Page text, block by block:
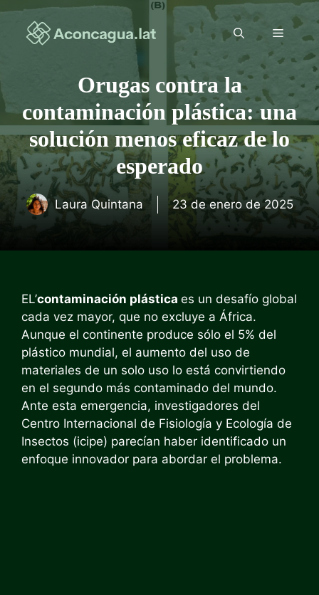
Saltar
contenido
Menú
Orugas contra la
contaminación plástica: una
solución menos eficaz de lo
esperado
Laura Quintana 23 de enero de 2025
EL’contaminación plástica es un desafío global
cada vez mayor, que no excluye a África.
Aunque el continente produce sólo el 5% del
plástico mundial, el aumento del uso de
materiales de un solo uso lo está convirtiendo
en el segundo más contaminado del mundo.
Ante esta emergencia, investigadores del
Centro Internacional de Fisiología y Ecología de
Insectos (icipe) parecían haber identificado un
enfoque innovador para abordar el problema.